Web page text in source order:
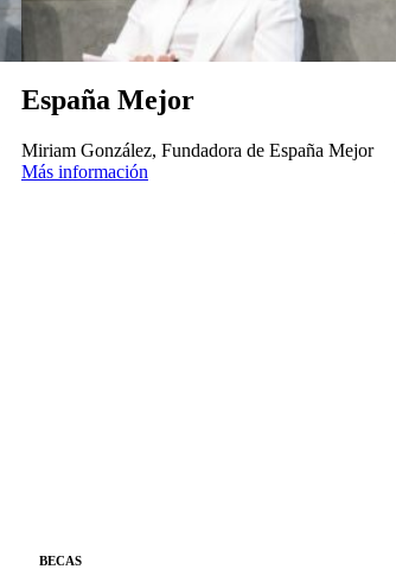
España Mejor
Miriam González, Fundadora de España Mejor
Más información
BECAS